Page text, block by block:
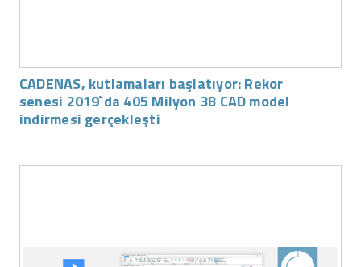
CADENAS, kutlamaları başlatıyor: Rekor
senesi 2019`da 405 Milyon 3B CAD model
indirmesi gerçekleşti